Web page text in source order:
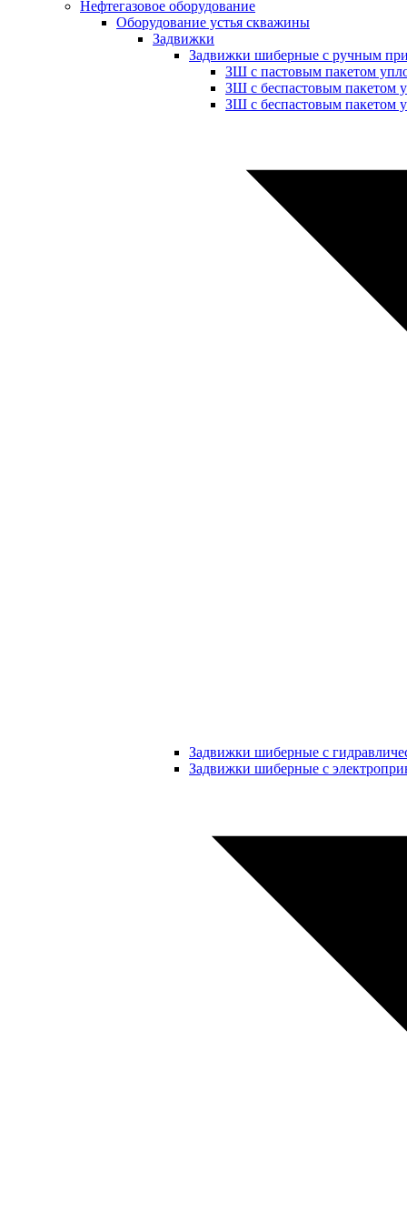
Нефтегазовое оборудование
Оборудование устья скважины
Задвижки
Задвижки шиберные с ручным
ЗШ с пастовым пакетом
ЗШ с беспастовым пакетом
ЗШ с беспастовым пакетом
Задвижки шиберные с
Задвижки шиберные с